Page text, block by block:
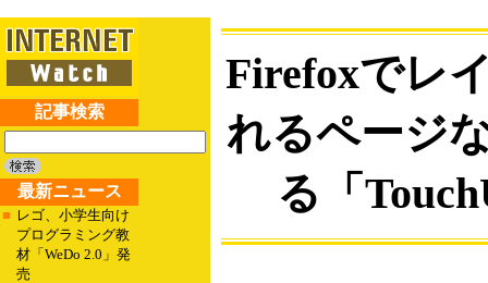
記事検索
最新ニュース
■ レゴ、小学生向け
プログラミング教
材「WeDo 2.0」発
売
Firefoxでレ
れるページ
る「